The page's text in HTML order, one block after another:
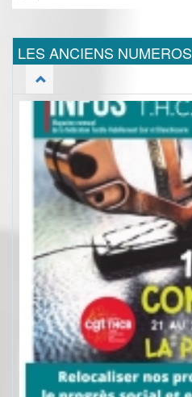
LES ANCIENS NUMEROS